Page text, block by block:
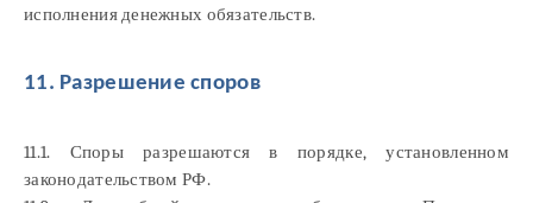
исполнения денежных обязательств.
11. Разрешение споров
11.1. Споры разрешаются в порядке, установленном
законодательством РФ.